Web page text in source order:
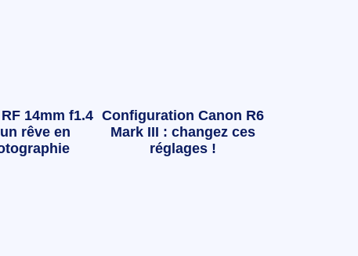
14mm f1.4
rêve en
Configuration Canon R6
Mark III : changez ces
réglages !